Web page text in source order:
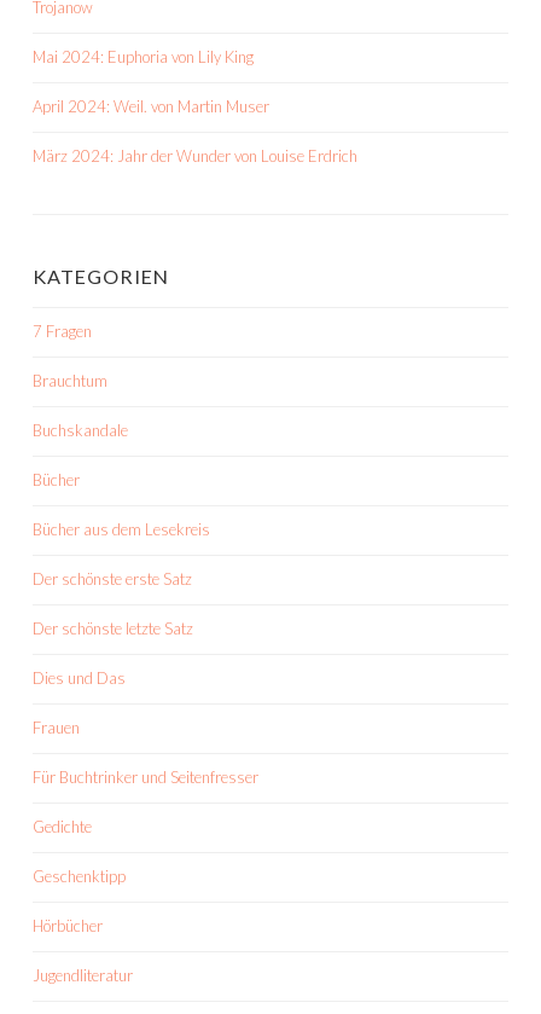
Trojanow
Mai 2024: Euphoria von Lily King
April 2024: Weil. von Martin Muser
März 2024: Jahr der Wunder von Louise Erdrich
KATEGORIEN
7 Fragen
Brauchtum
Buchskandale
Bücher
Bücher aus dem Lesekreis
Der schönste erste Satz
Der schönste letzte Satz
Dies und Das
Frauen
Für Buchtrinker und Seitenfresser
Gedichte
Geschenktipp
Hörbücher
Jugendliteratur